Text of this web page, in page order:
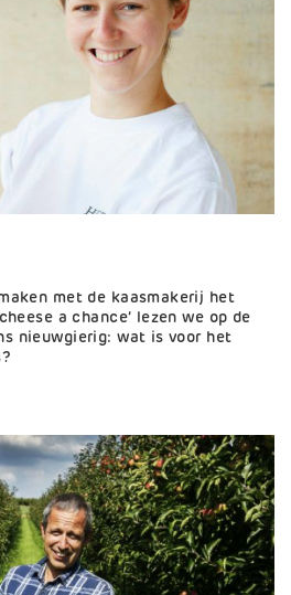
met de kaasmakerij het
a chance’ lezen we op de
nieuwgierig: wat is voor het